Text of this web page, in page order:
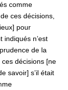
comme
ces décisions,
pour
indiqués n’est
de la
décisions [ne
savoir] s’il était